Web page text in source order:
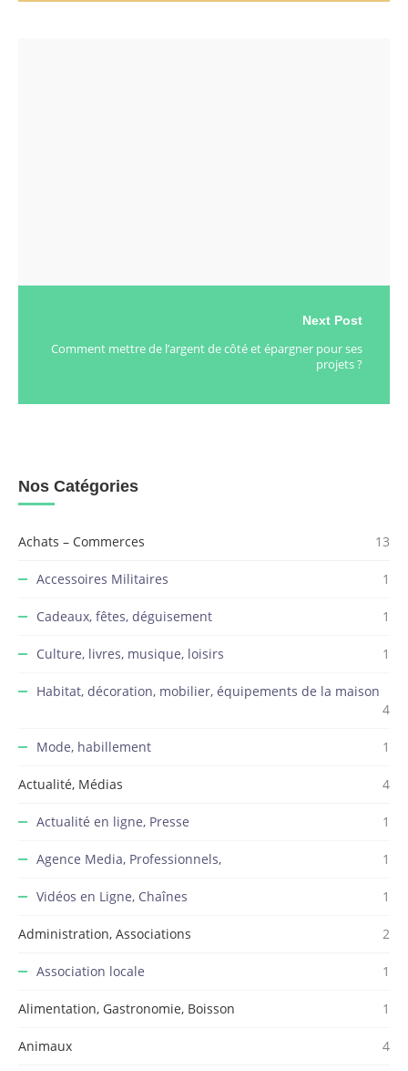
Next Post
Comment mettre de l’argent de côté et épargner pour ses
projets ?
Nos Catégories
Achats – Commerces 13
Accessoires Militaires 1
Cadeaux, fêtes, déguisement 1
Culture, livres, musique, loisirs 1
Habitat, décoration, mobilier, équipements de la maison
4
Mode, habillement 1
Actualité, Médias 4
Actualité en ligne, Presse 1
Agence Media, Professionnels, 1
Vidéos en Ligne, Chaînes 1
Administration, Associations 2
Association locale 1
Alimentation, Gastronomie, Boisson 1
Animaux 4